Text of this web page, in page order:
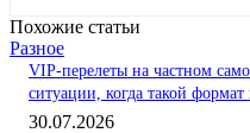
Похожие статьи
Разное
VIP-перелеты на частном
ситуации, когда такой
30.07.2026